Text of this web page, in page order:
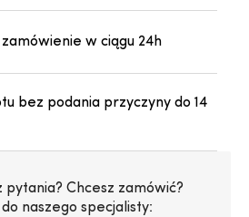
w ciągu 24h
bez podania przyczyny do 14
pytania? Chcesz zamówić?
naszego specjalisty: